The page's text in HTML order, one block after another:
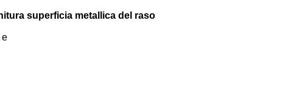
superficia metallica del raso
e